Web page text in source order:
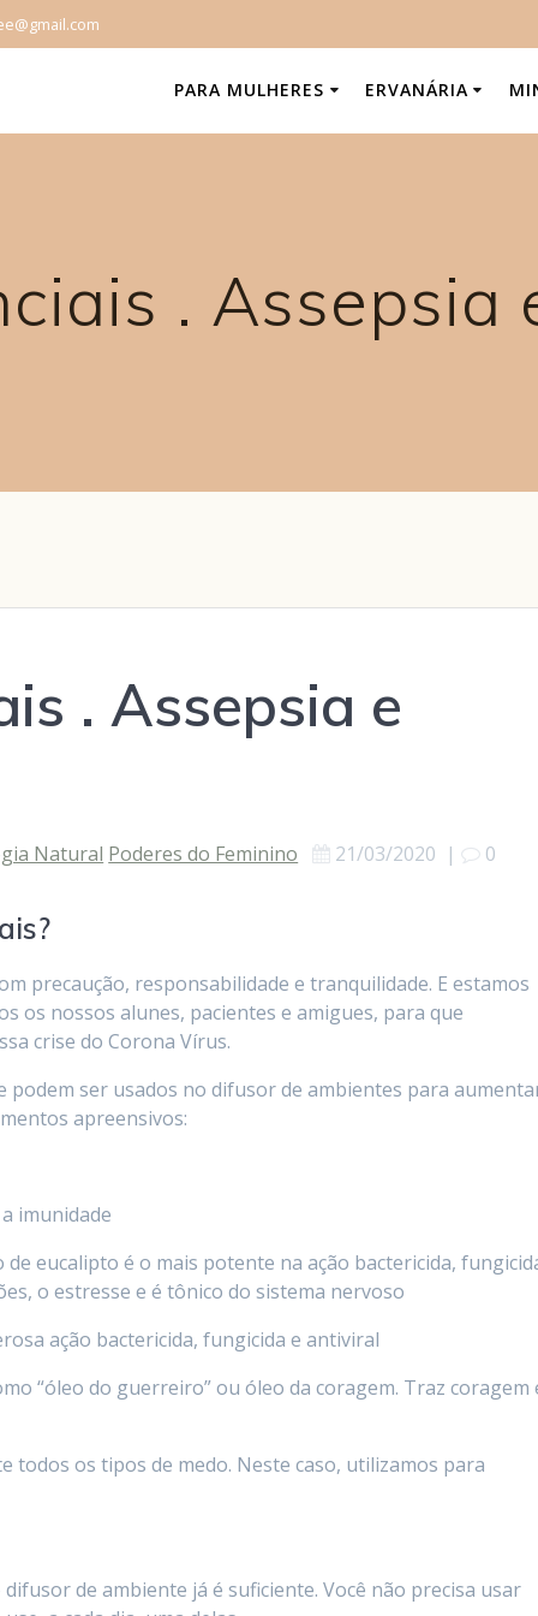
PARA MULHERES ERVANÁRIA
. Assepsia
. Assepsia e
Natural Poderes do Feminino 21/03/2020 | 0
precaução, responsabilidade e tranquilidade. E estamos
os nossos alunes, pacientes e amigues, para que
crise do Corona Vírus.
podem ser usados no difusor de ambientes para
apreensivos:
imunidade
de eucalipto é o mais potente na ação bactericida,
o estresse e é tônico do sistema nervoso
ação bactericida, fungicida e antiviral
“óleo do guerreiro” ou óleo da coragem. Traz coragem
todos os tipos de medo. Neste caso, utilizamos para
de ambiente já é suficiente. Você não precisa usar